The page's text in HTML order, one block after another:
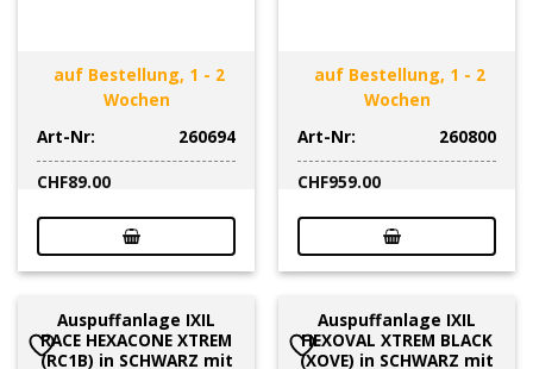
auf Bestellung, 1 - 2
Wochen
Art-Nr:
260694
CHF89.00
auf Bestellung, 1 - 2
Wochen
Art-Nr:
260800
CHF959.00
Auspuffanlage IXIL
RACE HEXACONE XTREM
(RC1B) in SCHWARZ mit
Auspuffanlage IXIL
HEXOVAL XTREM BLACK
(XOVE) in SCHWARZ mit